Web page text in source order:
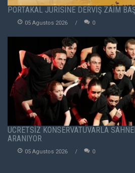
PORTAKAL JÜRİSİNE DERVİŞ ZAİM
05 Agustos 2026 0
ÜCRETSİZ KONSERVATUVARLA
ARANIYOR
05 Agustos 2026 0